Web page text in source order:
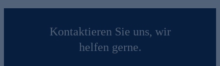
Kontaktieren Sie uns, wir
helfen gerne.